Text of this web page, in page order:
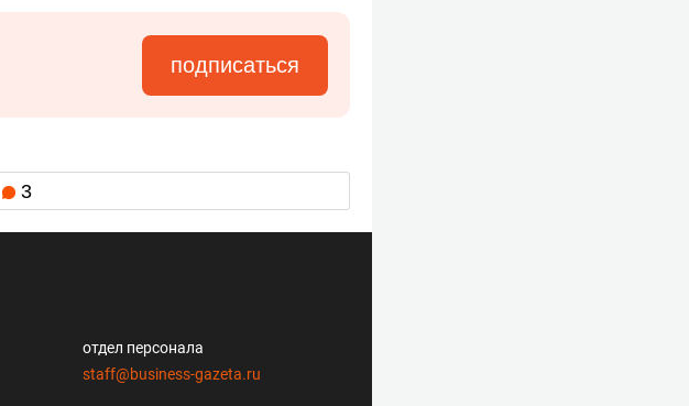
подписаться
3
отдел персонала
staff@business-gazeta.ru